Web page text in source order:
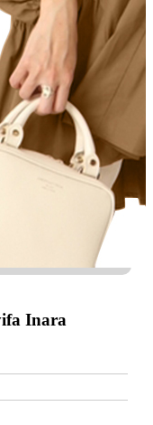
Inara